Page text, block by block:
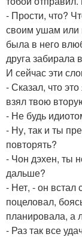
- Прости, что?
своим ушам или
была в него
друга забирала
И сейчас эти
- Сказал, что
взял твою
- Не будь
- Ну, так и ты
повторять?
- Чон дэхен, ты
дальше?
- Нет, - он встал
поцеловал,
планировала, а
- Раз так все